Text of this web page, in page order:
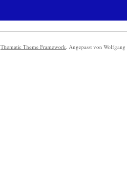
Thematic Theme Framework. Angepasst von